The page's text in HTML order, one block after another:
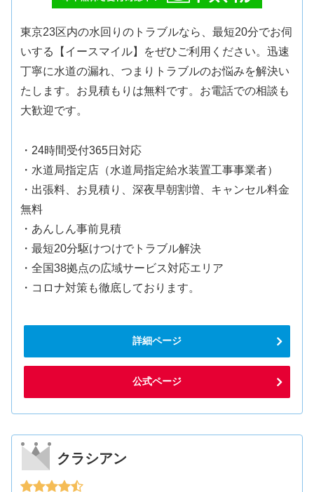
東京23区内の水回りのトラブルなら、最短20分でお伺
いする【イースマイル】をぜひご利用ください。迅速
丁寧に水道の漏れ、つまりトラブルのお悩みを解決い
たします。お見積もりは無料です。お電話での相談も
大歓迎です。
・24時間受付365日対応
・水道局指定店（水道局指定給水装置工事事業者）
・出張料、お見積り、深夜早朝割増、キャンセル料金
無料
・あんしん事前見積
・最短20分駆けつけでトラブル解決
・全国38拠点の広域サービス対応エリア
・コロナ対策も徹底しております。
詳細ページ
公式ページ
クラシアン